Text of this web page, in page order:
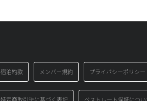
宿泊約款 メンバ－規約 プライバシーポリシー